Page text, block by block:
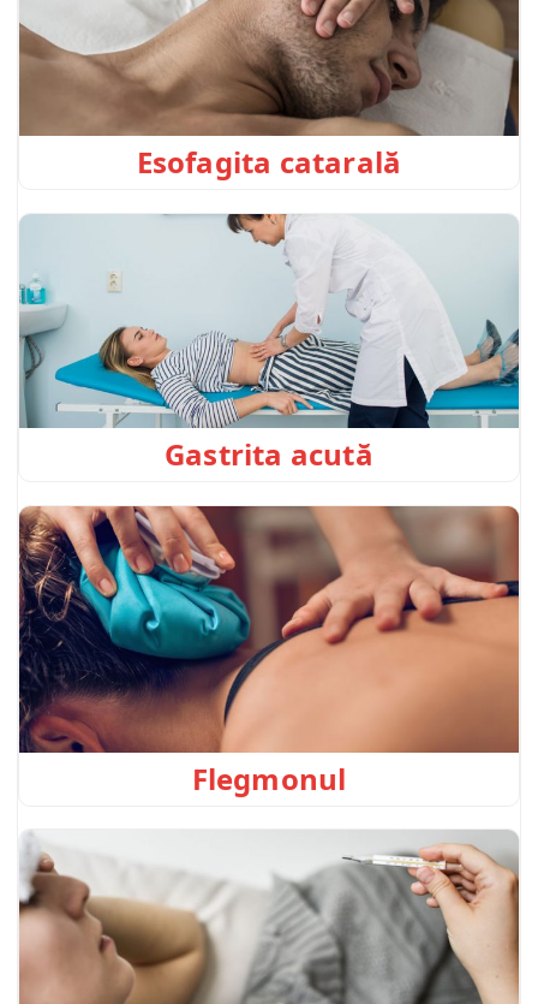
Esofagita catarală
Gastrita acută
Flegmonul